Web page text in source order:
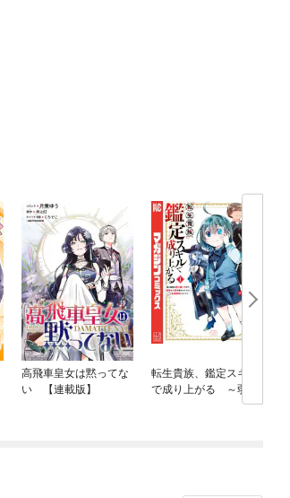
高飛車皇女は黙ってな
い 【連載版】
転生貴族、鑑定スキル
で成り上がる ～弱小
領地を受け継いだの